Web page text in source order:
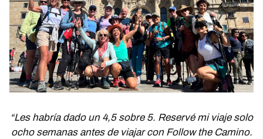
“Les habría dado un 4,5 sobre 5. Reservé mi viaje solo
ocho semanas antes de viajar con Follow the Camino.